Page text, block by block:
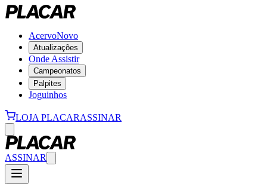
AcervoNovo
Atualizações
Onde Assistir
Campeonatos
Palpites
Joguinhos
LOJA PLACARASSINAR
ASSINAR